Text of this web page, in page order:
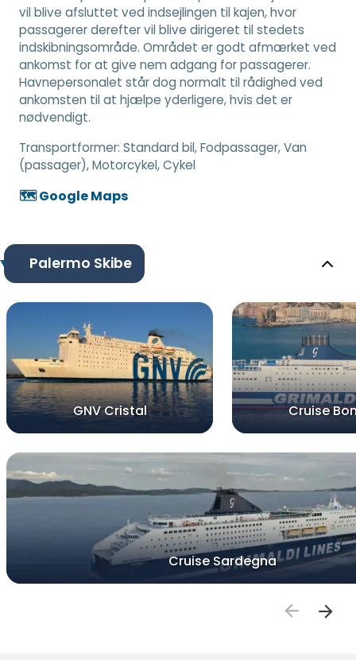
vil blive afsluttet ved indsejlingen til kajen, hvor
passagerer derefter vil blive dirigeret til stedets
indskibningsområde. Området er godt afmærket ved
ankomst for at give nem adgang for passagerer.
Havnepersonalet står dog normalt til rådighed ved
ankomsten til at hjælpe yderligere, hvis det er
nødvendigt.
Transportformer: Standard bil, Fodpassager, Van
(passager), Motorcykel, Cykel
🗺️ Google Maps
Palermo Skibe
GNV Cristal Cruise
Cruise Sardegna